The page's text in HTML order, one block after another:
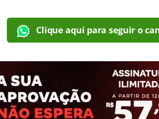
Clique aqui para seguir o